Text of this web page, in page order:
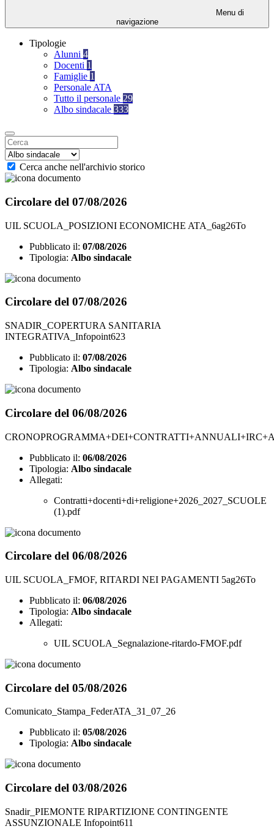
Menu di
navigazione
Tipologie
Alunni 4
Docenti 1
Famiglie 1
Personale ATA
Tutto il personale 29
Albo sindacale 333
Cerca anche nell'archivio storico
Circolare del 07/08/2026
UIL SCUOLA_POSIZIONI ECONOMICHE ATA_6ag26To
Pubblicato il: 07/08/2026
Tipologia: Albo sindacale
Circolare del 07/08/2026
SNADIR_COPERTURA SANITARIA
INTEGRATIVA_Infopoint623
Pubblicato il: 07/08/2026
Tipologia: Albo sindacale
Circolare del 06/08/2026
Pubblicato il: 06/08/2026
Tipologia: Albo sindacale
Allegati:
Contratti+docenti+di+religione+2026_2027_SCUOLE
(1).pdf
Circolare del 06/08/2026
UIL SCUOLA_FMOF, RITARDI NEI PAGAMENTI 5ag26To
Pubblicato il: 06/08/2026
Tipologia: Albo sindacale
Allegati:
UIL SCUOLA_Segnalazione-ritardo-FMOF.pdf
Circolare del 05/08/2026
Comunicato_Stampa_FederATA_31_07_26
Pubblicato il: 05/08/2026
Tipologia: Albo sindacale
Circolare del 03/08/2026
Snadir_PIEMONTE RIPARTIZIONE CONTINGENTE
ASSUNZIONALE Infopoint611